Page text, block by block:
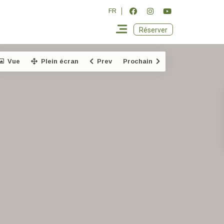
FR
Réserver
Vue Plein écran Prev Prochain